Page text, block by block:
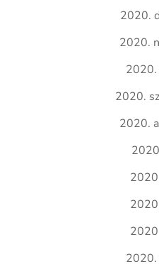
2020.
2020.
2020.
2020.
2020.